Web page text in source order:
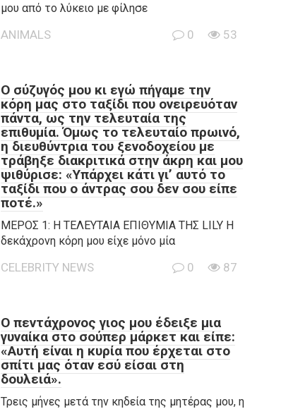
μου από το λύκειο με φίλησε
ANIMALS 0 53
Ο σύζυγός μου κι εγώ πήγαμε την
κόρη μας στο ταξίδι που ονειρευόταν
πάντα, ως την τελευταία της
επιθυμία. Όμως το τελευταίο πρωινό,
η διευθύντρια του ξενοδοχείου με
τράβηξε διακριτικά στην άκρη και μου
ψιθύρισε: «Υπάρχει κάτι γι’ αυτό το
ταξίδι που ο άντρας σου δεν σου είπε
ποτέ.»
ΜΕΡΟΣ 1: Η ΤΕΛΕΥΤΑΙΑ ΕΠΙΘΥΜΙΑ ΤΗΣ LILY Η
δεκάχρονη κόρη μου είχε μόνο μία
CELEBRITY NEWS 0 87
Ο πεντάχρονος γιος μου έδειξε μια
γυναίκα στο σούπερ μάρκετ και είπε:
«Αυτή είναι η κυρία που έρχεται στο
σπίτι μας όταν εσύ είσαι στη
δουλειά».
Τρεις μήνες μετά την κηδεία της μητέρας μου, η